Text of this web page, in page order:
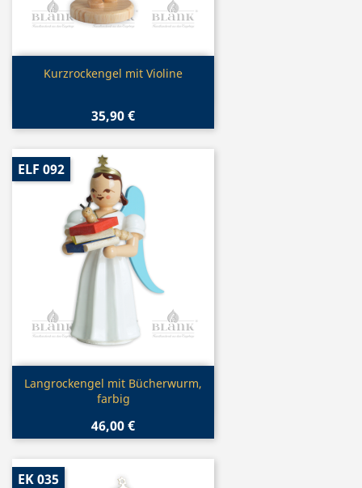
Vorschau
Kurzrockengel mit Violine
35,90 €
Vorschau
Langrockengel mit Bücherwurm,
farbig
46,00 €
ELF 092
EK 035